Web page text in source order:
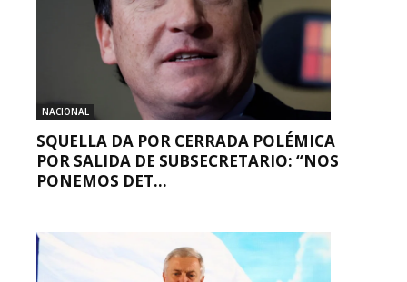
NACIONAL
SQUELLA DA POR CERRADA POLÉMICA
POR SALIDA DE SUBSECRETARIO: “NOS
PONEMOS DET...